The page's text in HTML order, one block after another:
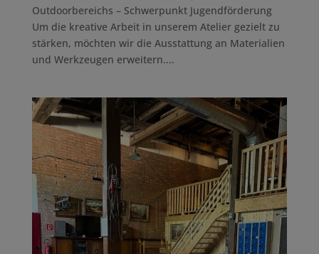
Outdoorbereichs – Schwerpunkt Jugendförderung
Um die kreative Arbeit in unserem Atelier gezielt zu
stärken, möchten wir die Ausstattung an Materialien
und Werkzeugen erweitern....